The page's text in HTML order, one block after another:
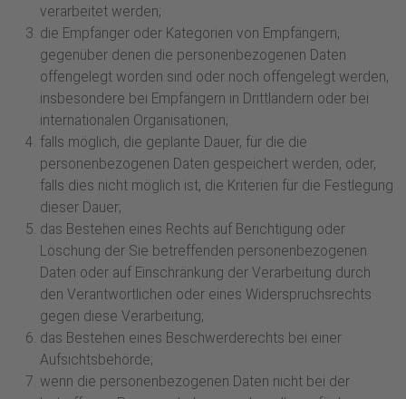
verarbeitet werden;
die Empfänger oder Kategorien von Empfängern,
gegenüber denen die personenbezogenen Daten
offengelegt worden sind oder noch offengelegt werden,
insbesondere bei Empfängern in Drittländern oder bei
internationalen Organisationen;
falls möglich, die geplante Dauer, für die die
personenbezogenen Daten gespeichert werden, oder,
falls dies nicht möglich ist, die Kriterien für die Festlegung
dieser Dauer;
das Bestehen eines Rechts auf Berichtigung oder
Löschung der Sie betreffenden personenbezogenen
Daten oder auf Einschränkung der Verarbeitung durch
den Verantwortlichen oder eines Widerspruchsrechts
gegen diese Verarbeitung;
das Bestehen eines Beschwerderechts bei einer
Aufsichtsbehörde;
wenn die personenbezogenen Daten nicht bei der